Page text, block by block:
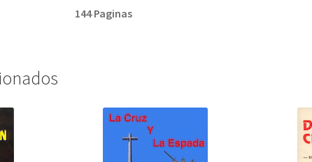
144 Paginas